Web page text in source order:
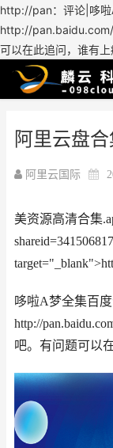
http://pan：评论|哆啦
http://pan.baidu.com/
可以在此追问，谁有
阿里云盘
阿里云国际
美资源高清合集
哆啦A梦全集百
http://
吧。有问题可以